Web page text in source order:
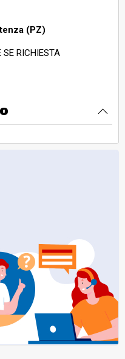
(PZ)
SE RICHIESTA